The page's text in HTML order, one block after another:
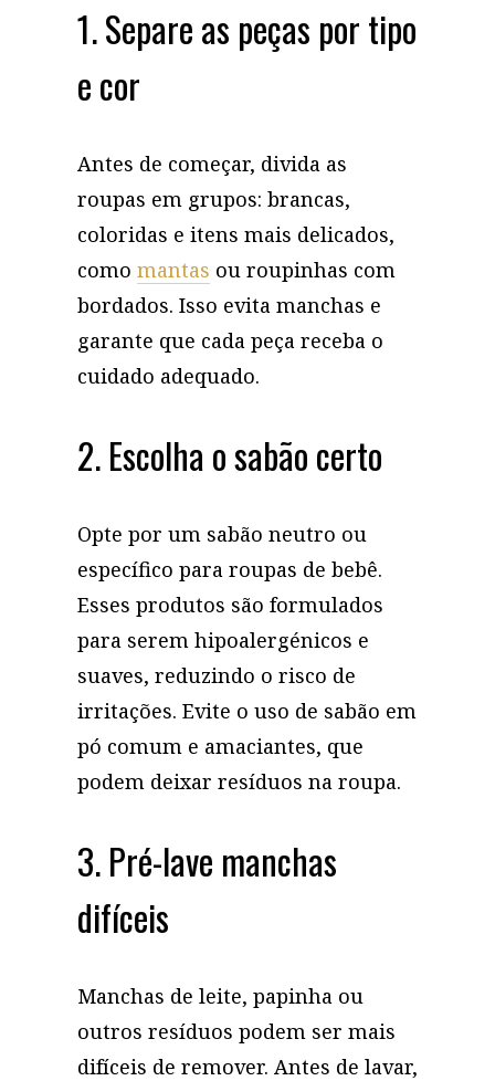
1. Separe as peças por tipo
e cor
Antes de começar, divida as
roupas em grupos: brancas,
coloridas e itens mais delicados,
como mantas ou roupinhas com
bordados. Isso evita manchas e
garante que cada peça receba o
cuidado adequado.
2. Escolha o sabão certo
Opte por um sabão neutro ou
específico para roupas de bebê.
Esses produtos são formulados
para serem hipoalergénicos e
suaves, reduzindo o risco de
irritações. Evite o uso de sabão em
pó comum e amaciantes, que
podem deixar resíduos na roupa.
3. Pré-lave manchas
difíceis
Manchas de leite, papinha ou
outros resíduos podem ser mais
difíceis de remover. Antes de lavar,